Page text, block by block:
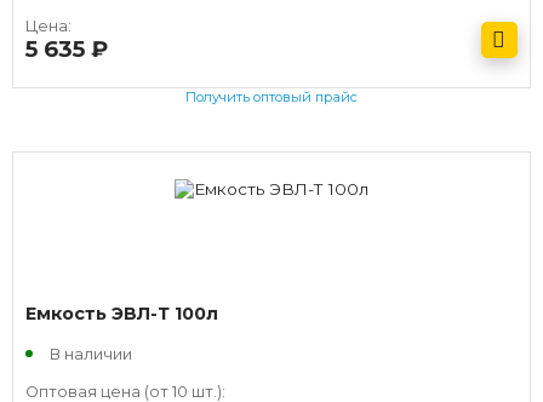
Цена:
5 635
Получить оптовый прайс
Емкость ЭВЛ-Т 100л
В наличии
Оптовая цена (от 10 шт.):